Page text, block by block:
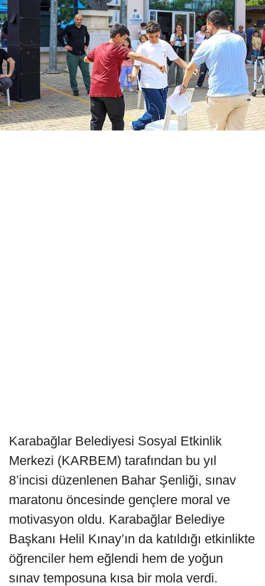
Karabağlar Belediyesi Sosyal Etkinlik
Merkezi (KARBEM) tarafından bu yıl
8’incisi düzenlenen Bahar Şenliği, sınav
maratonu öncesinde gençlere moral ve
motivasyon oldu. Karabağlar Belediye
Başkanı Helil Kınay’ın da katıldığı etkinlikte
öğrenciler hem eğlendi hem de yoğun
sınav temposuna kısa bir mola verdi.